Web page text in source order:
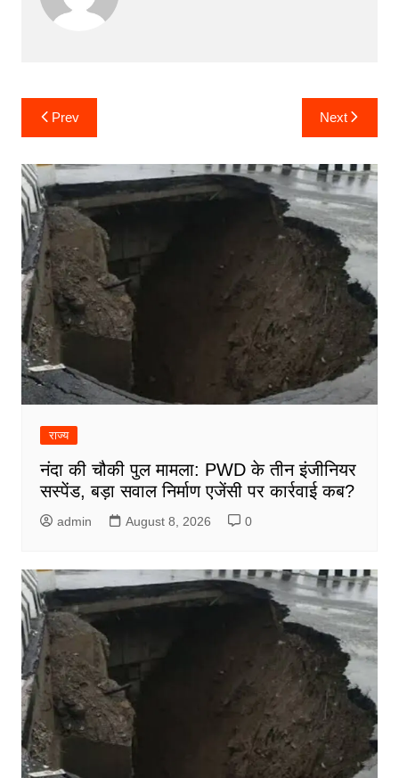
Post
navigation
Prev Next
राज्य
नंदा की चौकी पुल मामला: PWD के तीन इंजीनियर
सस्पेंड, बड़ा सवाल निर्माण एजेंसी पर कार्रवाई कब?
admin August 8, 2026 0